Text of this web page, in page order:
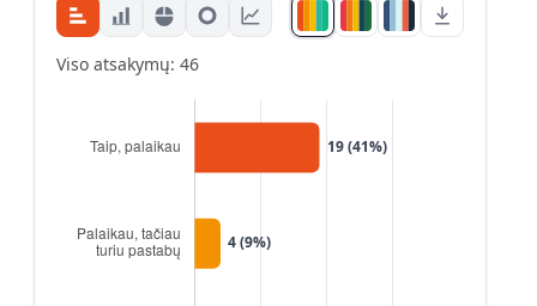
Viso atsakymų: 46